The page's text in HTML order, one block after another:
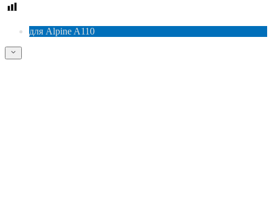
для Alpine A110